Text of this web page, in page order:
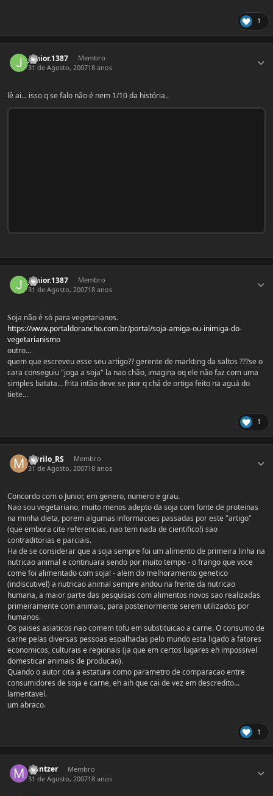
1
junior.1387
Membro
31 de Agosto, 200718 anos
lê ai... isso q se falo não é nem 1/10 da história..
junior.1387
Membro
31 de Agosto, 200718 anos
Soja não é só para vegetarianos.
https://www.portaldorancho.com.br/portal/soja-amiga-ou-inimiga-do-
vegetarianismo
outro...
quem que escreveu esse seu artigo?? gerente de markting da saltos ???se o
cara conseguiu "joga a soja" la nao chão, imagina oq ele não faz com uma
simples batata... frita intão deve se pior q chá de ortiga feito na aguá do
tiete...
1
Murilo_RS
Membro
31 de Agosto, 200718 anos
Concordo com o Junior, em genero, numero e grau.
Nao sou vegetariano, muito menos adepto da soja com fonte de proteinas
na minha dieta, porem algumas informacoes passadas por este "artigo"
(que embora cite referencias, nao tem nada de cientifico!) sao
contraditorias e parciais.
Ha de se considerar que a soja sempre foi um alimento de primeira linha na
nutricao animal e continuara sendo por muito tempo - o frango que voce
come foi alimentado com soja! - alem do melhoramento genetico
(indiscutivel) a nutricao animal sempre andou na frente da nutricao
humana, a maior parte das pesquisas com alimentos novos sao realizadas
primeiramente com animais, para posteriormente serem utilizados por
humanos.
Os paises asiaticos nao comem tofu em substituicao a carne. O consumo de
carne pelas diversas pessoas espalhadas pelo mundo esta ligado a fatores
economicos, culturais e regionais (ja que em certos lugares eh impossivel
domesticar animais de producao).
Quando o autor cita a estatura como parametro de comparacao entre
consumidores de soja e carne, eh aih que cai de vez em descredito...
lamentavel.
um abraco.
1
Mentzer
Membro
31 de Agosto, 200718 anos